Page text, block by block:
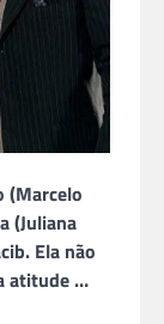
(Marcelo
(Juliana
Ela não
atitude …